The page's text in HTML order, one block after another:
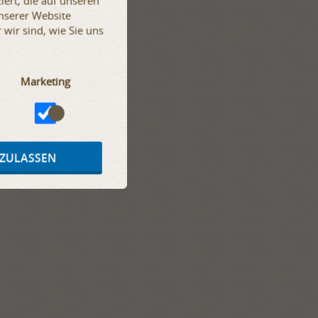
Knöchelstütze;
kniehoch;
Website
sind, wie Sie uns
Marketing